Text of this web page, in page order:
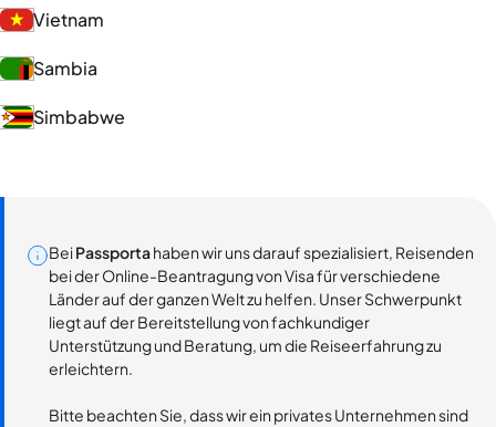
Vietnam
Sambia
Simbabwe
BeiPassportahaben wir uns darauf spezialisiert, Reisenden
bei der Online-Beantragung von Visa für verschiedene
Länder auf der ganzen Welt zu helfen. Unser Schwerpunkt
liegt auf der Bereitstellung von fachkundiger
Unterstützung und Beratung, um die Reiseerfahrung zu
erleichtern.
Bitte beachten Sie, dass wir ein privates Unternehmen sind